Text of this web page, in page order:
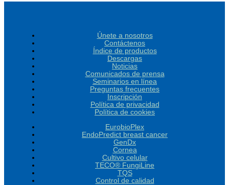
Únete a nosotros
Contáctenos
Índice de productos
Descargas
Noticias
Comunicados de prensa
Seminarios en línea
Preguntas frecuentes
Inscripción
Política de privacidad
Política de cookies
EurobioPlex
EndoPredict breast cancer
GenDx
Cornea
Cultivo celular
TECO® FungiLine
TQS
Control de calidad